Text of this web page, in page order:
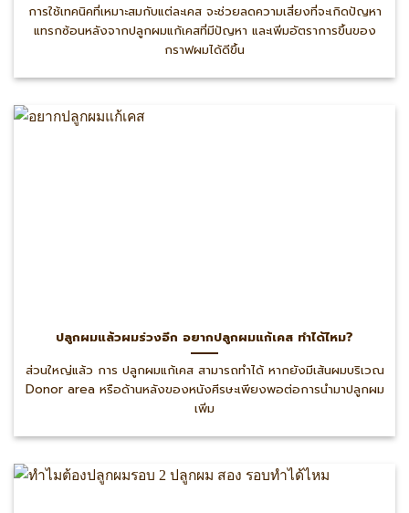
การใช้เทคนิคที่เหมาะสมกับแต่ละเคส จะช่วยลดความเสี่ยงที่จะเกิดปัญหา
แทรกซ้อนหลังจากปลูกผมแก้เคสที่มีปัญหา และเพิ่มอัตราการขึ้นของ
กราฟผมได้ดีขึ้น
ปลูกผมแล้วผมร่วงอีก อยากปลูกผมแก้เคส ทำได้ไหม?
ส่วนใหญ่แล้ว การ ปลูกผมแก้เคส สามารถทำได้ หากยังมีเส้นผมบริเวณ
Donor area หรือด้านหลังของหนังศีรษะเพียงพอต่อการนำมาปลูกผม
เพิ่ม